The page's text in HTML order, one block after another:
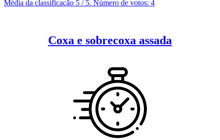
Média da classificação 5 / 5. Número de votos: 4
Coxa e sobrecoxa assada